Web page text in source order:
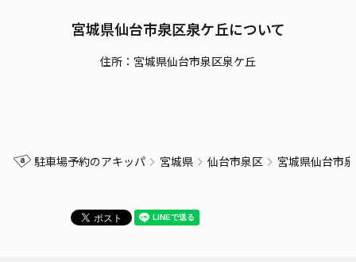
宮城県仙台市泉区泉ケ丘について
住所：宮城県仙台市泉区泉ケ丘
駐車場予約のアキッパ 宮城県 仙台市泉区 宮城県仙台市